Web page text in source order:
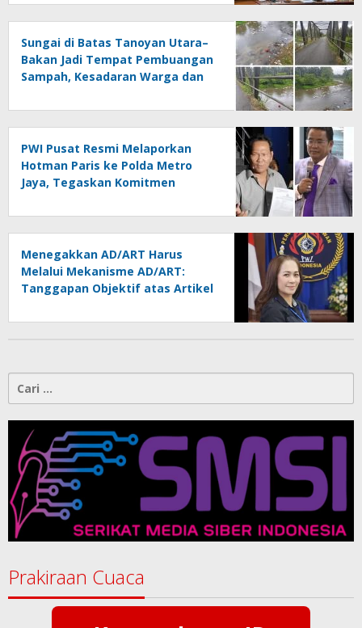
Sungai di Batas Tanoyan Utara–
Bakan Jadi Tempat Pembuangan
Sampah, Kesadaran Warga dan
Dipertanyakan
PWI Pusat Resmi Melaporkan
Hotman Paris ke Polda Metro
Jaya, Tegaskan Komitmen
Menegakkan AD/ART Harus
Melalui Mekanisme AD/ART:
Tanggapan Objektif atas Artikel
Konspirasi Melanggar Aturan”
untuk:
Prakiraan Cuaca